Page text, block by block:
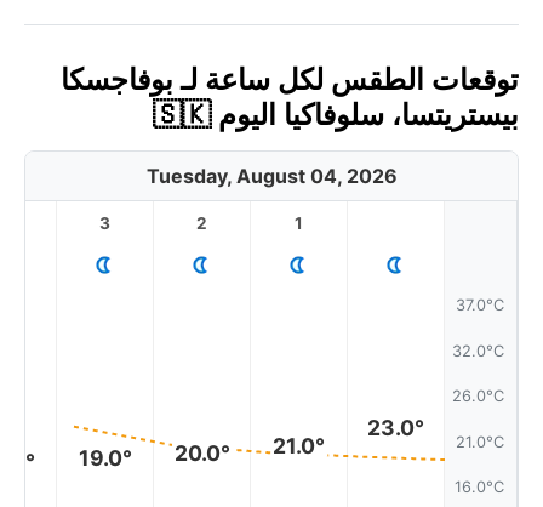
توقعات الطقس لكل ساعة لـ بوفاجسكا
بيستريتسا، سلوفاكيا اليوم 🇸🇰
Tuesday, August 04, 2026
37.0°C
32.0°C
26.0°C
21.0°C
16.0°C
23.0°
1
21.0°
2
20.0°
3
19.0°